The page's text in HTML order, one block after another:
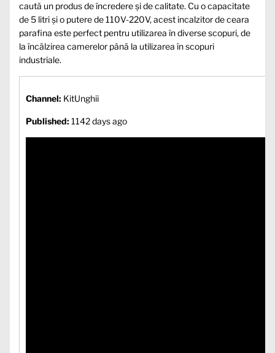
caută un produs de încredere și de calitate. Cu o capacitate
de 5 litri și o putere de 110V-220V, acest incalzitor de ceara
parafina este perfect pentru utilizarea în diverse scopuri, de
la încălzirea camerelor până la utilizarea în scopuri
industriale.
Channel: KitUnghii
Published: 1142 days ago